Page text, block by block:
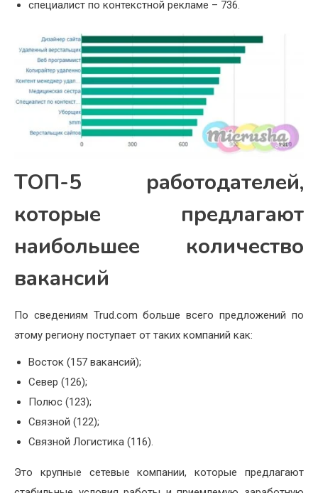
специалист по контекстной рекламе – 736.
ТОП-5 работодателей,
которые предлагают
наибольшее количество
вакансий
По сведениям Trud.com больше всего предложений по
этому региону поступает от таких компаний как:
Восток (157 вакансий);
Север (126);
Полюс (123);
Связной (122);
Связной Логистика (116).
Это крупные сетевые компании, которые предлагают